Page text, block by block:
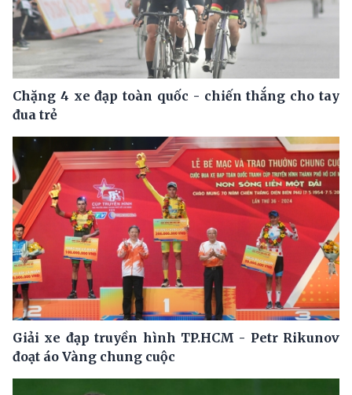
Chặng 4 xe đạp toàn quốc - chiến thắng cho tay
đua trẻ
Giải xe đạp truyền hình TP.HCM - Petr Rikunov
đoạt áo Vàng chung cuộc